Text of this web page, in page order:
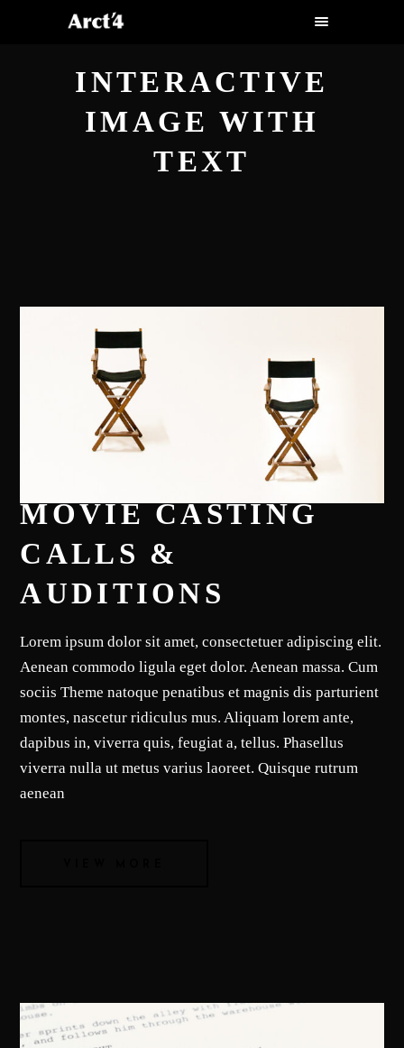
INTERACTIVE
IMAGE WITH
TEXT
MOVIE CASTING
CALLS &
AUDITIONS
Lorem ipsum dolor sit amet, consectetuer adipiscing elit.
Aenean commodo ligula eget dolor. Aenean massa. Cum
sociis Theme natoque penatibus et magnis dis parturient
montes, nascetur ridiculus mus. Aliquam lorem ante,
dapibus in, viverra quis, feugiat a, tellus. Phasellus
viverra nulla ut metus varius laoreet. Quisque rutrum
aenean